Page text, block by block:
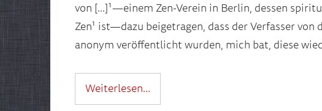
von […]¹—einem Zen-Verein in Berlin, dessen
Zen¹ ist—dazu beigetragen, dass der Verfasser
anonym veröffentlicht wurden, mich bat, diese
Weiterlesen…